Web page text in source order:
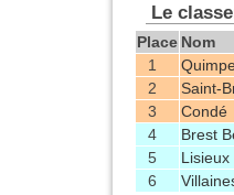
Le
Place Nom
1
2
Saint-
3
Condé
4
Brest
5
Lisieux
6